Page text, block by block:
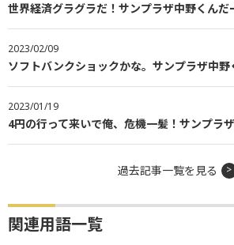
世界経済グラグラだ！サンプラザ中野くんだ
2023/02/09
ソフトバンクショックかな。サンプラザ中野
2023/01/19
4円の行って来いで俺、危機一髪！サンプラ
過去記事一覧を見る
関連用語一覧